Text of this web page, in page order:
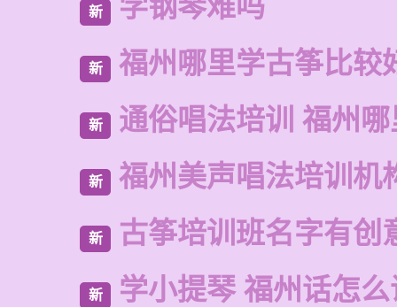
新 学钢琴难吗
新 福州哪里学古筝比较
新 通俗唱法培训 福州
新 福州美声唱法培训机
新 古筝培训班名字有创
新 学小提琴 福州话怎